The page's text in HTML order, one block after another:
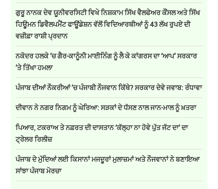
ਗੁਰੂ ਨਾਨਕ ਦੇਵ ਯੂਨੀਵਰਸਿਟੀ ਵਿਖੇ ਨਿਸ਼ਕਾਮ ਸਿੱਖ ਵੈਲਫੇਅਰ ਕੌਂਸਲ ਅਤੇ ਸਿੱਖ
ਹਿਊਮਨ ਡਿਵੈਲਪਮੈਂਟ ਫਾਊਂਡੇਸ਼ਨ ਵੱਲੋਂ ਵਿਦਿਆਰਥੀਆਂ ਨੂੰ 43 ਲੱਖ ਰੁਪਏ ਦੀ
ਵਜ਼ੀਫ਼ਾ ਰਾਸ਼ੀ ਪ੍ਰਦਾਨ
ਨਕੋਦਰ ਹਲਕੇ ’ਚ ਗੈਰ-ਕਾਨੂੰਨੀ ਮਾਈਨਿੰਗ ਨੂੰ ਲੈ ਕੇ ਕਾਂਗਰਸ ਦਾ ‘ਆਪ’ ਸਰਕਾਰ
’ਤੇ ਤਿੱਖਾ ਹਮਲਾ
ਪੰਜਾਬ ਦੀਆਂ ਨੌਕਰੀਆਂ ’ਚ ਪੰਜਾਬੀ ਨੌਜਵਾਨ ਕਿੱਥੇ? ਸਰਕਾਰ ਦੇਵੇ ਜਵਾਬ: ਰੰਧਾਵਾ
ਦੀਵਾਨ ਨੇ ਨਗਰ ਨਿਗਮ ਨੂੰ ਘੇਰਿਆ: ਸੜਕਾਂ ਦੇ ਧੱਸਣ ਨਾਲ ਜਾਨ-ਮਾਲ ਨੂੰ ਖ਼ਤਰਾ
ਪਿਆਰ, ਟਕਰਾਅ ਤੇ ਨਫ਼ਰਤ ਦੀ ਦਾਸਤਾਨ ‘ਕੱਲ੍ਹਾ ਨਾ ਹੋਵੇ ਪੁੱਤ ਜੱਟ ਦਾ’ ਦਾ
ਟ੍ਰੇਲਰ ਰਿਲੀਜ਼
ਪੰਜਾਬ ਦੇ ਮੁੱਦਿਆਂ ਲਈ ਕਿਸਾਨਾਂ ਮਜਦੂਰਾਂ ਮੁਲਾਜ਼ਮਾਂ ਅਤੇ ਨੌਜਵਾਨਾਂ ਨੇ ਬਣਾਇਆ
ਸਾਂਝਾ ਪੰਜਾਬ ਮੋਰਚਾ